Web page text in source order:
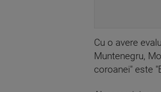
Cu o avere
Muntenegru,
coroanei" este